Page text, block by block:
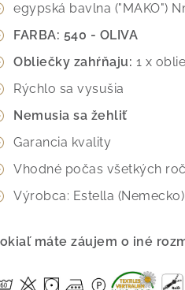
egypská bavlna ("MAKO")
FARBA: 540 - OLIVA
Obliečky zahŕňaju: 1 x
Rýchlo sa vysušia
Nemusia sa žehliť
Garancia kvality
Vhodné počas všetkých
Výrobca: Estella (Nemecko)
máte záujem o iné